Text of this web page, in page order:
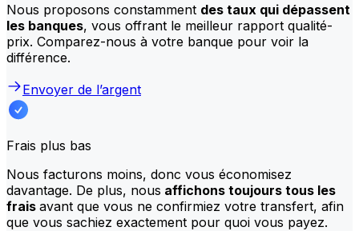
Nous proposons constamment des taux qui dépassent
les banques, vous offrant le meilleur rapport qualité-
prix. Comparez-nous à votre banque pour voir la
différence.
Envoyer de l’argent
Frais plus bas
Nous facturons moins, donc vous économisez
davantage. De plus, nous affichons toujours tous les
frais avant que vous ne confirmiez votre transfert, afin
que vous sachiez exactement pour quoi vous payez.